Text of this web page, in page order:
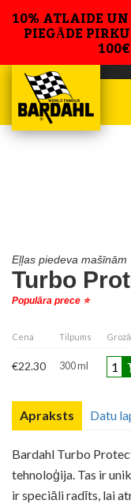
Eļļas piedeva mašīnām
Turbo
Populāra prece ⭐️
Cena Tilpums Grozā
€22.30 300 ml
Apraksts Datu
Bardahl Turbo
tehnoloģija. Tas ir
ir speciāli radīts, lai
10% ATLAIDE
PIEGĀDE
100€